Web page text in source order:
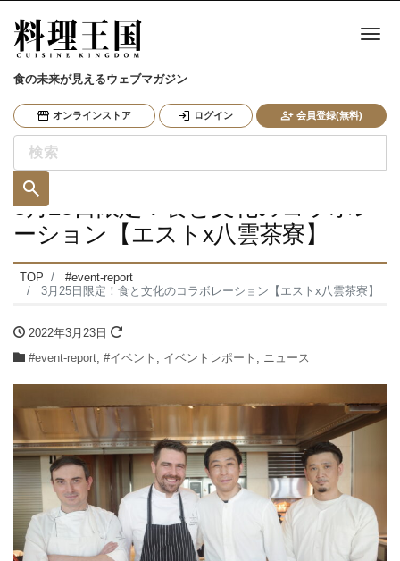
食の未来が見えるウェブマガジン
オンラインストア ログイン 会員登録(無料)
ナ
3月25日限定！食と文化のコラボレ
ーション【エストx八雲茶寮】
TOP
#event-report
3月25日限定！食と文化のコラボレーション【エストx八雲茶寮】
2022年3月23日
#event-report, #イベント , イベントレポート , ニュース